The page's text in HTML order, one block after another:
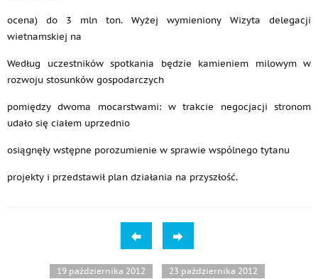
ocena) do 3 mln ton. Wyżej wymieniony Wizyta delegacji
wietnamskiej na
Według uczestników spotkania będzie kamieniem milowym w
rozwoju stosunków gospodarczych
pomiędzy dwoma mocarstwami: w trakcie negocjacji stronom
udało się ciałem uprzednio
osiągnęły wstępne porozumienie w sprawie wspólnego tytanu
projekty i przedstawił plan działania na przyszłość.
19 października 2012 23 października 2012